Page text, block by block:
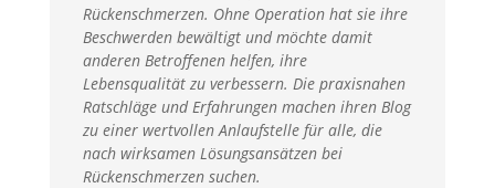
Rückenschmerzen. Ohne Operation hat sie ihre
Beschwerden bewältigt und möchte damit
anderen Betroffenen helfen, ihre
Lebensqualität zu verbessern. Die praxisnahen
Ratschläge und Erfahrungen machen ihren Blog
zu einer wertvollen Anlaufstelle für alle, die
nach wirksamen Lösungsansätzen bei
Rückenschmerzen suchen.